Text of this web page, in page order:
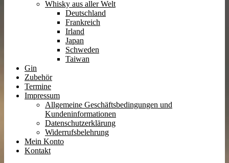
Whisky aus aller Welt
Deutschland
Frankreich
Irland
Japan
Schweden
Taiwan
Gin
Zubehör
Termine
Impressum
Allgemeine Geschäftsbedingungen und
Kundeninformationen
Datenschutzerklärung
Widerrufsbelehrung
Mein Konto
Kontakt